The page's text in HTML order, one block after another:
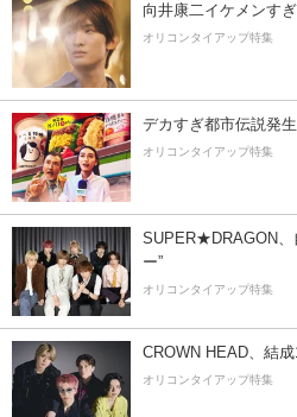
向井康二イケメンす
オリコンタイアップ特集
デカすぎ都市伝説発
オリコンタイアップ特集
SUPER★DRAGON、
ー”
オリコンタイアップ特集
CROWN HEAD、結
オリコンタイアップ特集